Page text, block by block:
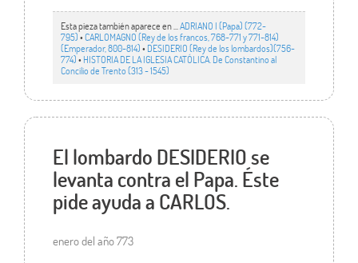
Esta pieza también aparece en ... ADRIANO I (Papa) (772-
795)•CARLOMAGNO (Rey de los francos, 768-771 y 771-814)
(Emperador, 800-814)• DESIDERIO (Rey de los lombardos)(756-
774)• HISTORIA DE LA IGLESIA CATÓLICA. De Constantino al
Concilio de Trento (313 - 1545)
El lombardo DESIDERIO se
levanta contra el Papa. Éste
pide ayuda a CARLOS.
enero del año 773